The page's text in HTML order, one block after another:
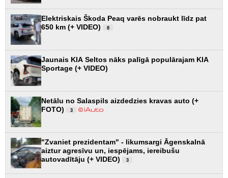
Elektriskais Škoda Peaq varēs nobraukt līdz pat
650 km (+ VIDEO)
8
Jaunais KIA Seltos nāks palīgā populārajam KIA
Sportage (+ VIDEO)
Netālu no Salaspils aizdedzies kravas auto (+
FOTO)
3
"Zvaniet prezidentam" - likumsargi Āgenskalnā
aiztur agresīvu un, iespējams, iereibušu
autovadītāju (+ VIDEO)
3